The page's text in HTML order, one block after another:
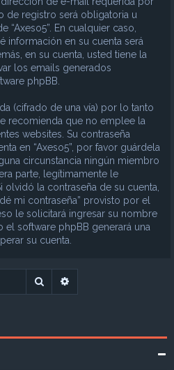
de registro será obligatoria u
En cualquier caso,
información en su cuenta será
en su cuenta, usted tiene la
los emails generados
phpBB.
(cifrado de una vía) por lo tanto
recomienda que no emplee la
websites. Su contraseña
en “Axeso5”, por favor guárdela
circunstancia ningún miembro
parte, legítimamente le
olvidó la contraseña de su cuenta,
mi contraseña” provisto por el
le solicitará ingresar su nombre
el software phpBB generará una
su cuenta.
Buscar